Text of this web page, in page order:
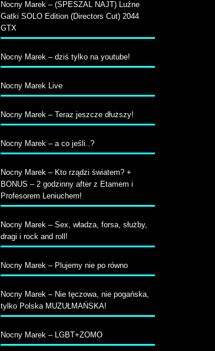
Nocny Marek – (SPESZAL NAJT) Luźne
Gatki SOLO Edition (Directors Cut) 2044
GTX
Nocny Marek – dziś tylko na youtube!
Nocny Marek Live
Nocny Marek – Teraz jeszcze dłuższy!
Nocny Marek – a co jeśli..?
Nocny Marek – Kto rządzi światem? +
BONUS – 2 godzinny after z Etamem i
Profesorem Leniuchem!
Nocny Marek – Sex, władza, forsa, służby,
dragi i rock and roll!
Nocny Marek – Plujemy nie po równo
Nocny Marek – Nie tęczowa, nie pogańska,
tylko Polska MUZUŁMAŃSKA!
Nocny Marek – LGBT+ZOMO